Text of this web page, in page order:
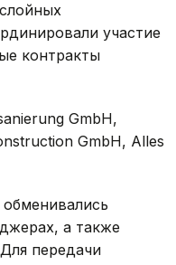
участие
контракты
GmbH,
GmbH, Alles
а также
передачи